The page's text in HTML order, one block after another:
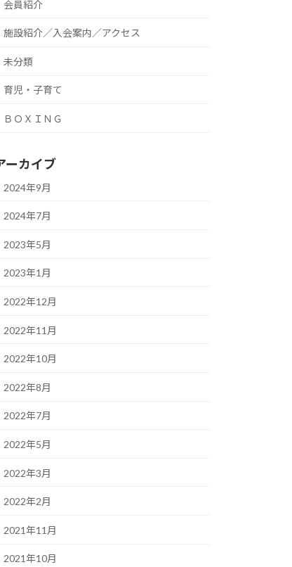
会員紹介
施設紹介／入会案内／アクセス
未分類
育児・子育て
ＢＯＸＩＮＧ
ーカイブ
2024年9月
2024年7月
2023年5月
2023年1月
2022年12月
2022年11月
2022年10月
2022年8月
2022年7月
2022年5月
2022年3月
2022年2月
2021年11月
2021年10月